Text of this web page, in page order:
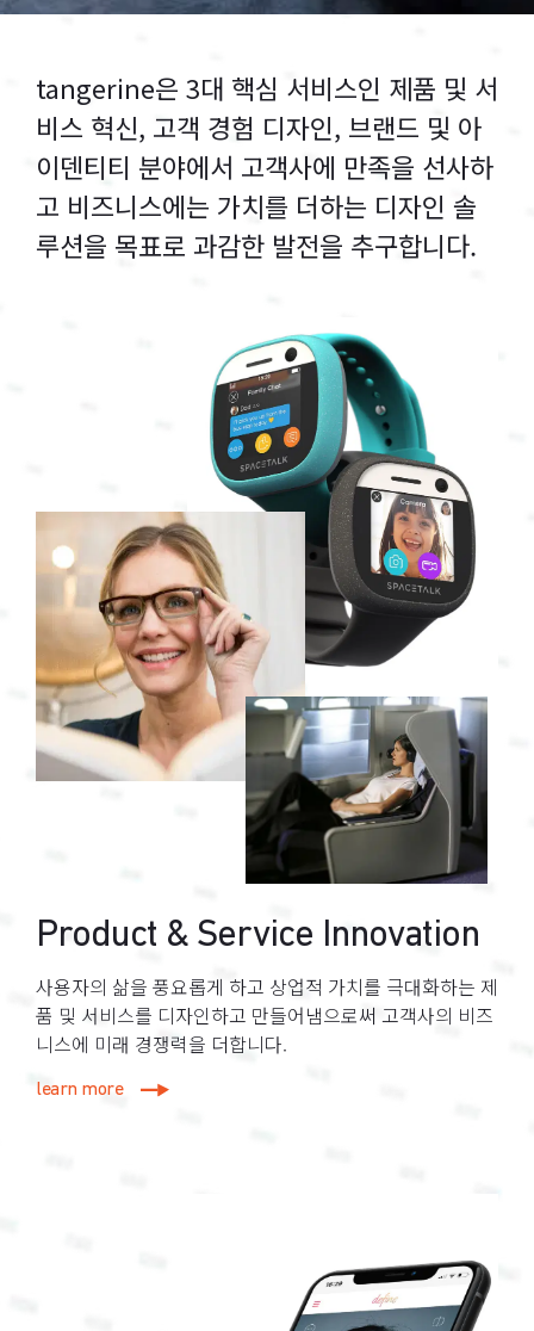
tangerine은 3대 핵심 서비스인 제품 및 서
비스 혁신, 고객 경험 디자인, 브랜드 및 아
이덴티티 분야에서 고객사에 만족을 선사하
고 비즈니스에는 가치를 더하는 디자인 솔
루션을 목표로 과감한 발전을 추구합니다.
Product & Service Innovation
사용자의 삶을 풍요롭게 하고 상업적 가치를 극대화하는 제
품 및 서비스를 디자인하고 만들어냄으로써 고객사의 비즈
니스에 미래 경쟁력을 더합니다.
learn more